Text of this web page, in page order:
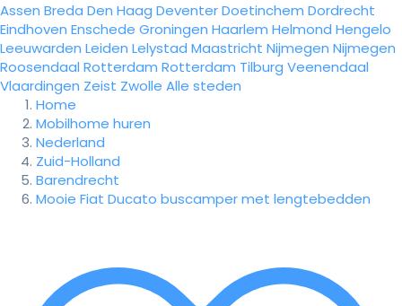
Assen Breda Den Haag DeventerDoetinchem Dordrecht
Eindhoven Enschede Groningen Haarlem Helmond Hengelo
Leeuwarden Leiden Lelystad Maastricht Nijmegen Nijmegen
Roosendaal Rotterdam Rotterdam Tilburg Veenendaal
Vlaardingen Zeist Zwolle Alle steden
Home
Mobilhome huren
Nederland
Zuid-Holland
Barendrecht
Mooie Fiat Ducato buscamper met lengtebedden